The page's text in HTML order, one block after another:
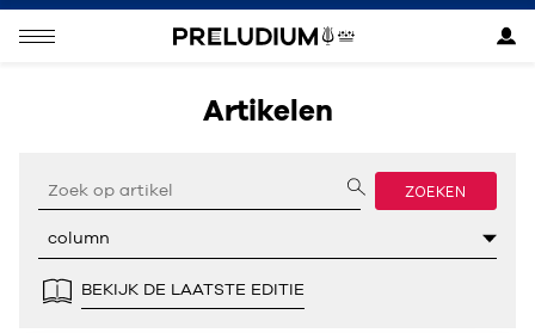
Artikelen
ZOEKEN
BEKIJK DE LAATSTE EDITIE